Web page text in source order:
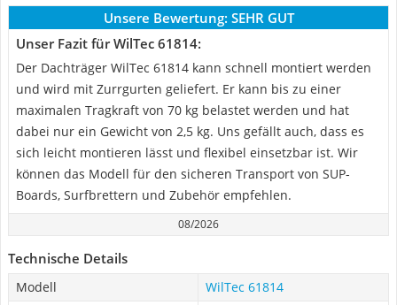
Unsere Bewertung: SEHR GUT
Unser Fazit für WilTec 61814:
Der Dachträger WilTec 61814 kann schnell montiert werden
und wird mit Zurrgurten geliefert. Er kann bis zu einer
maximalen Tragkraft von 70 kg belastet werden und hat
dabei nur ein Gewicht von 2,5 kg. Uns gefällt auch, dass es
sich leicht montieren lässt und flexibel einsetzbar ist. Wir
können das Modell für den sicheren Transport von SUP-
Boards, Surfbrettern und Zubehör empfehlen.
08/2026
Technische Details
Modell WilTec 61814